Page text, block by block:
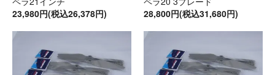
23,980円(税込26,378円)
28,800円(税込31,680円)